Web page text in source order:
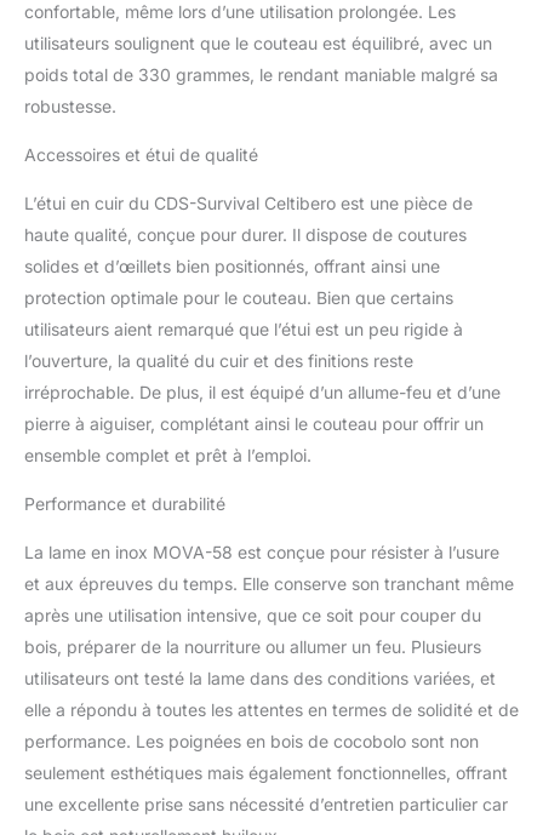
confortable, même lors d’une utilisation prolongée. Les
utilisateurs soulignent que le couteau est équilibré, avec un
poids total de 330 grammes, le rendant maniable malgré sa
robustesse.
Accessoires et étui de qualité
L’étui en cuir du CDS-Survival Celtibero est une pièce de
haute qualité, conçue pour durer. Il dispose de coutures
solides et d’œillets bien positionnés, offrant ainsi une
protection optimale pour le couteau. Bien que certains
utilisateurs aient remarqué que l’étui est un peu rigide à
l’ouverture, la qualité du cuir et des finitions reste
irréprochable. De plus, il est équipé d’un allume-feu et d’une
pierre à aiguiser, complétant ainsi le couteau pour offrir un
ensemble complet et prêt à l’emploi.
Performance et durabilité
La lame en inox MOVA-58 est conçue pour résister à l’usure
et aux épreuves du temps. Elle conserve son tranchant même
après une utilisation intensive, que ce soit pour couper du
bois, préparer de la nourriture ou allumer un feu. Plusieurs
utilisateurs ont testé la lame dans des conditions variées, et
elle a répondu à toutes les attentes en termes de solidité et de
performance. Les poignées en bois de cocobolo sont non
seulement esthétiques mais également fonctionnelles, offrant
une excellente prise sans nécessité d’entretien particulier car